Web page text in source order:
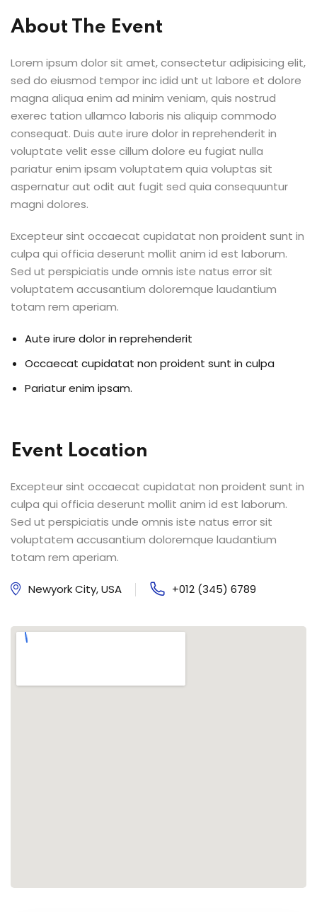
Us
About The Event
Lorem ipsum dolor sit amet, consectetur adipisicing elit,
sed do eiusmod tempor inc idid unt ut labore et dolore
magna aliqua enim ad minim veniam, quis nostrud
exerec tation ullamco laboris nis aliquip commodo
consequat. Duis aute irure dolor in reprehenderit in
voluptate velit esse cillum dolore eu fugiat nulla
pariatur enim ipsam voluptatem quia voluptas sit
aspernatur aut odit aut fugit sed quia consequuntur
magni dolores.
Excepteur sint occaecat cupidatat non proident sunt in
culpa qui officia deserunt mollit anim id est laborum.
Sed ut perspiciatis unde omnis iste natus error sit
voluptatem accusantium doloremque laudantium
totam rem aperiam.
Aute irure dolor in reprehenderit
Occaecat cupidatat non proident sunt in culpa
Pariatur enim ipsam.
Event Location
Excepteur sint occaecat cupidatat non proident sunt in
culpa qui officia deserunt mollit anim id est laborum.
Sed ut perspiciatis unde omnis iste natus error sit
voluptatem accusantium doloremque laudantium
totam rem aperiam.
Newyork City, USA +012 (345) 6789